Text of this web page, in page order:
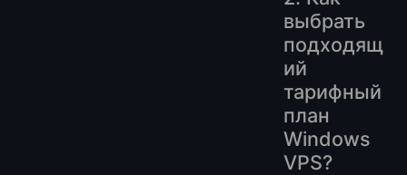
выбрать
подходящ
ий
тарифный
план
Windows
VPS?